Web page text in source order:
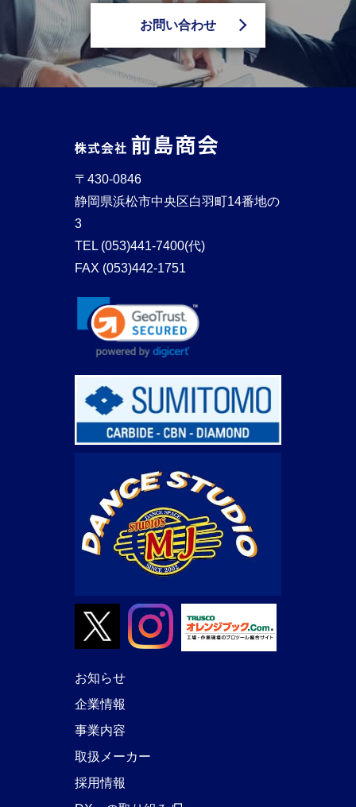
お問い合わせ
〒430-0846
静岡県浜松市中央区白羽町14番地の
3
TEL (053)441-7400(代)
FAX (053)442-1751
お知らせ
企業情報
事業内容
取扱メーカー
採用情報